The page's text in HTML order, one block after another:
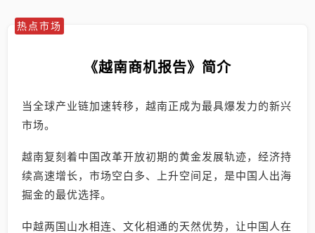
热点市场
《越南商机报告》简介
当全球产业链加速转移，越南正成为最具爆发力的新兴
市场。
越南复刻着中国改革开放初期的黄金发展轨迹，经济持
续高速增长，市场空白多、上升空间足，是中国人出海
掘金的最优选择。
中越两国山水相连、文化相通的天然优势，让中国人在